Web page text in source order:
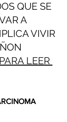
QUE SE
A
VIVIR
LEER